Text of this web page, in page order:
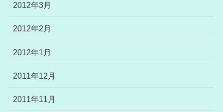
2012年3月
2012年2月
2012年1月
2011年12月
2011年11月